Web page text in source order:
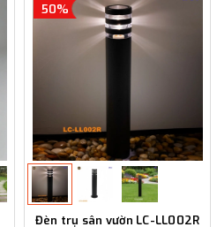
50%
Đèn trụ sân vườn LC-LL002R